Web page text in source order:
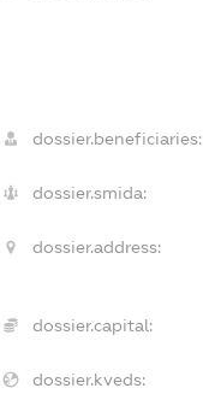
dossier.beneficiaries:
dossier.smida:
dossier.address:
dossier.capital:
dossier.kveds: